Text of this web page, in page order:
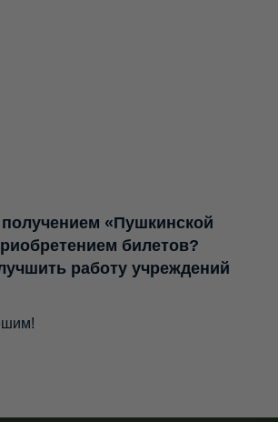
«Пушкинской
билетов?
работу учреждений